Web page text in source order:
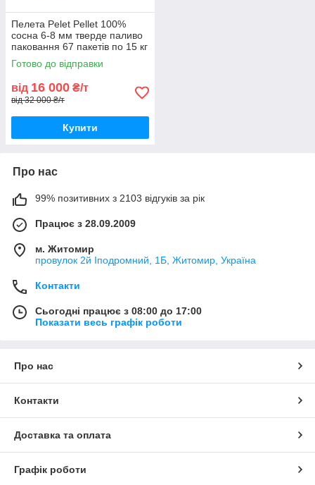
Пелета Pelet Pellet 100%
сосна 6-8 мм тверде паливо
паковання 67 пакетів по 15 кг
на піддоні або біг-бег
Готово до відправки
від 16 000 ₴/т
від 32 000 ₴/т
Купити
Про нас
99% позитивних з 2103 відгуків за рік
Працює з 28.09.2009
м. Житомир
провулок 2й Іподромний, 1Б, Житомир, Україна
Контакти
Сьогодні працює з 08:00 до 17:00
Показати весь графік роботи
Про нас
Контакти
Доставка та оплата
Графік роботи